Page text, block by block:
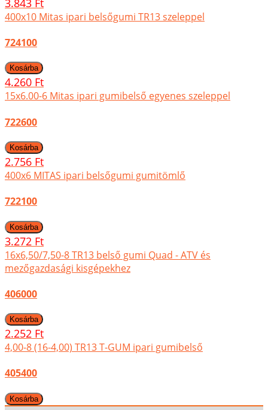
3.843 Ft
400x10 Mitas ipari belsőgumi TR13 szeleppel
724100
4.260 Ft
15x6.00-6 Mitas ipari gumibelső egyenes szeleppel
722600
2.756 Ft
400x6 MITAS ipari belsőgumi gumitömlő
722100
3.272 Ft
16x6,50/7,50-8 TR13 belső gumi Quad - ATV és
mezőgazdasági kisgépekhez
406000
2.252 Ft
4,00-8 (16-4,00) TR13 T-GUM ipari gumibelső
405400